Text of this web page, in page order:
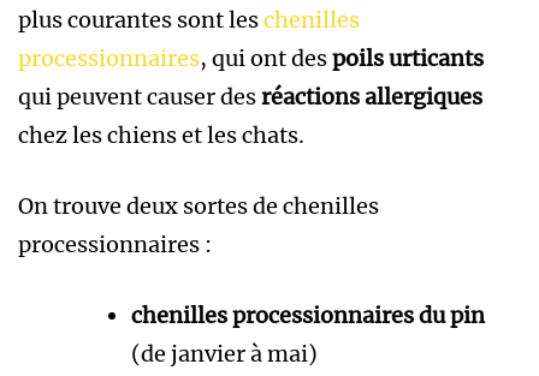
plus courantes sont leschenilles
processionnaires, qui ont despoils urticants
qui peuvent causer desréactions allergiques
chez les chiens et les chats.
On trouve deux sortes de chenilles
processionnaires :
chenilles processionnaires du pin
(de janvier à mai)